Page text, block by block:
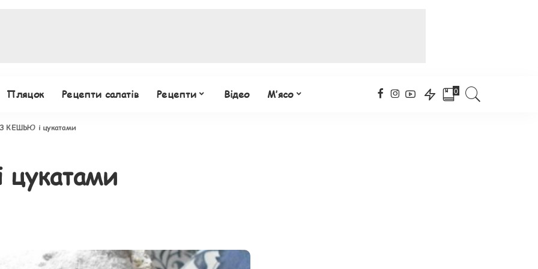
Пляцок Рецепти салатів Рецепти Відео М’ясо 0
КЕШЬЮ і цукатами